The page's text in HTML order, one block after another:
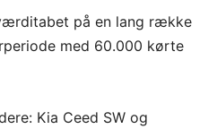
på en lang række
med 60.000 kørte
Kia Ceed SW og